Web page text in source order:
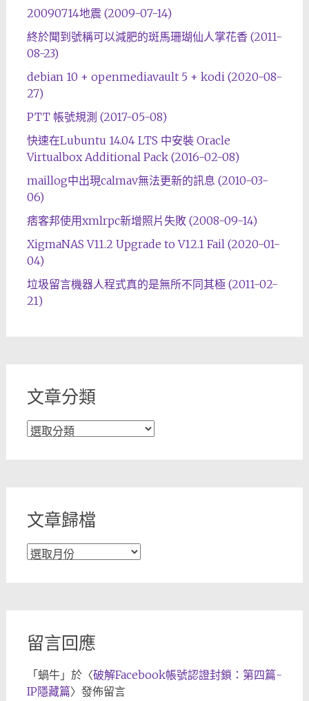
20090714地震 (2009-07-14)
終於聞到號稱可以減肥的斑馬珊瑚仙人掌花香 (2011-
08-23)
debian 10 + openmediavault 5 + kodi (2020-08-
27)
PTT 帳號規測 (2017-05-08)
快速在Lubuntu 14.04 LTS 中安裝 Oracle
Virtualbox Additional Pack (2016-02-08)
maillog中出現calmav無法更新的訊息 (2010-03-
06)
痞客邦使用xmlrpc新增照片失敗 (2008-09-14)
XigmaNAS V11.2 Upgrade to V12.1 Fail (2020-01-
04)
垃圾留言機器人程式真的是無所不同其極 (2011-02-
21)
文章分類
文
文章歸檔
文
留言回應
「 蝸牛」於〈破解Facebook帳號認證封鎖：第四篇-
IP隱藏篇〉發佈留言